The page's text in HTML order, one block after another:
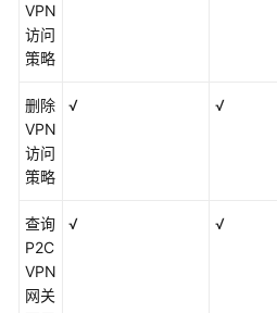
VPN
访问
策略
删除
VPN
访问
策略
√ √
查询
P2C
VPN
网关
√ √